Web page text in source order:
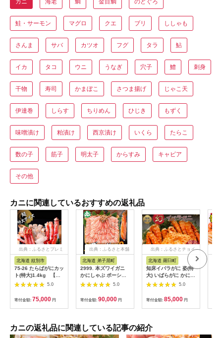
カニ 海老 鯛 金目鯛 のどぐろ
鮭・サーモン マグロ クエ ブリ ししゃも
さんま サバ カツオ フグ タラ 鮎
イカ タコ ウニ うなぎ 穴子 鱧 刺身
干物 寿司 かまぼこ さつま揚げ じゃこ天
伊達巻 しらす ちりめん ひじき もずく
味噌漬け 粕漬け 西京漬け いくら たらこ
数の子 筋子 明太子 からすみ キャビア
その他
カニに関連しているおすすめの返礼品
出典：ふるさとプレミ
北海道 紋別市
75-26 たらばがにカッ
ト(特大)1.4kg 【お
祝い事や自分へのご褒
5.0
寄付金額: 75,000 円
出典：ふるさと本舗
北海道 弟子屈町
2999. 本ズワイガニ
かにしゃぶ ポーショ
ン 500g 6個 12-16人
前 カット済 ずわい蟹
ズワイガニ カニ 蟹 か
に 蟹足 生 生食 蟹し
ゃぶ 人気 お取り寄せ
屈町
5.0
寄付金額: 90,000 円
出典：ふるさとチョイ
北海道 羅臼町
知床イバラがに 姿(特
大) いばらがに かに
カニ 蟹 羅臼町 北海道
産 海産物 生産者 支援
5.0
寄付金額: 85,000 円
カニの返礼品に関連している記事の紹介